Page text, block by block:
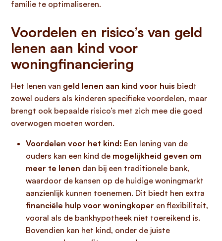
familie te optimaliseren.
Voordelen en risico’s van geld
lenen aan kind voor
woningfinanciering
Het lenen van geld lenen aan kind voor huis biedt
zowel ouders als kinderen specifieke voordelen, maar
brengt ook bepaalde risico’s met zich mee die goed
overwogen moeten worden.
Voordelen voor het kind: Een lening van de
ouders kan een kind de mogelijkheid geven om
meer te lenen dan bij een traditionele bank,
waardoor de kansen op de huidige woningmarkt
aanzienlijk kunnen toenemen. Dit biedt hen extra
financiële hulp voor woningkoper en flexibiliteit,
vooral als de bankhypotheek niet toereikend is.
Bovendien kan het kind, onder de juiste